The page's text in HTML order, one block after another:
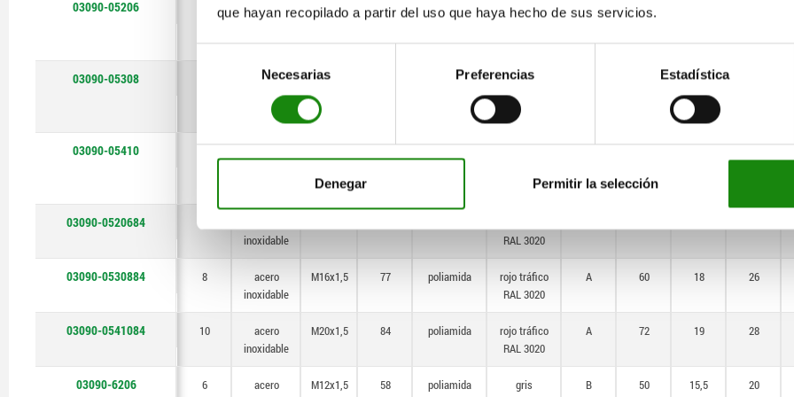
que hayan recopilado a partir del uso que haya hecho de sus servicios.
consentimiento
Necesarias Preferencias Estadística
Denegar Permitir la selección
03090-05206
acero
inoxidable
M12x1,5 58 poliamida
gris
RAL 7021
A 50
03090-05308
acero
inoxidable
M16x1,5 poliamida
gris
antracita
RAL 7021
18
03090-05410
RAL 7021
03090-0520684
inoxidable
RAL 3020
03090-0530884 8
acero
inoxidable
M16x1,5 77 poliamida
rojo tráfico
RAL 3020
A 60 18 26
03090-0541084 10
acero
inoxidable
M20x1,5 84 poliamida
rojo tráfico
RAL 3020
A 72 19 28
03090-6206 6 acero M12x1,5 58 poliamida
gris
B 50 15,5 20